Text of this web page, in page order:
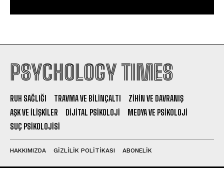
PSYCHOLOGY TIMES
RUH SAĞLIĞI TRAVMA VE BILINÇALTI
ZIHIN VE DAVRANIŞ
AŞK VE İLIŞKILER
DIJITAL PSIKOLOJI
MEDYA VE PSIKOLOJI
SUÇ PSIKOLOJISI
HAKKIMIZDA GIZLILIK POLITIKASI ABONELIK